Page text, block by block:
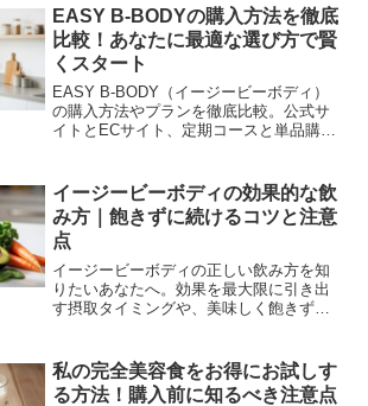
志力に頼らない習慣置き換えのロジック
を解き明かします。
EASY B-BODYの購入方法を徹底
比較！あなたに最適な選び方で賢
くスタート
EASY B-BODY（イージービーボディ）
の購入方法やプランを徹底比較。公式サ
イトとECサイト、定期コースと単品購入
るための最適な選び方をご紹介します。
イージービーボディの効果的な飲
み方｜飽きずに続けるコツと注意
点
イージービーボディの正しい飲み方を知
りたいあなたへ。効果を最大限に引き出
す摂取タイミングや、美味しく飽きずに
力を維持しつつスマートにボディメイク
するための秘訣をご紹介します。
私の完全美容食をお得にお試しす
る方法！購入前に知るべき注意点